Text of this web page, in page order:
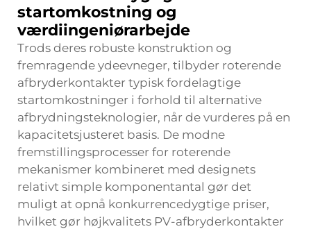
startomkostning og
værdiingeniørarbejde
Trods deres robuste konstruktion og
fremragende ydeevneger, tilbyder roterende
afbryderkontakter typisk fordelagtige
startomkostninger i forhold til alternative
afbrydningsteknologier, når de vurderes på en
kapacitetsjusteret basis. De modne
fremstillingsprocesser for roterende
mekanismer kombineret med designets
relativt simple komponentantal gør det
muligt at opnå konkurrencedygtige priser,
hvilket gør højkvalitets PV-afbryderkontakter